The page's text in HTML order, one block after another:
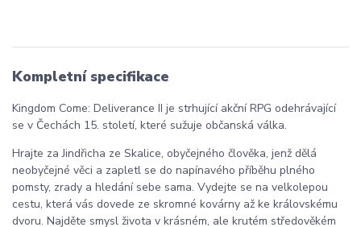
Kompletní specifikace
Kingdom Come: Deliverance II je strhující akční RPG odehrávající
se v Čechách 15. století, které sužuje občanská válka.
Hrajte za Jindřicha ze Skalice, obyčejného člověka, jenž dělá
neobyčejné věci a zapletl se do napínavého příběhu plného
pomsty, zrady a hledání sebe sama. Vydejte se na velkolepou
cestu, která vás dovede ze skromné kovárny až ke královskému
dvoru. Najděte smysl života v krásném, ale krutém středověkém